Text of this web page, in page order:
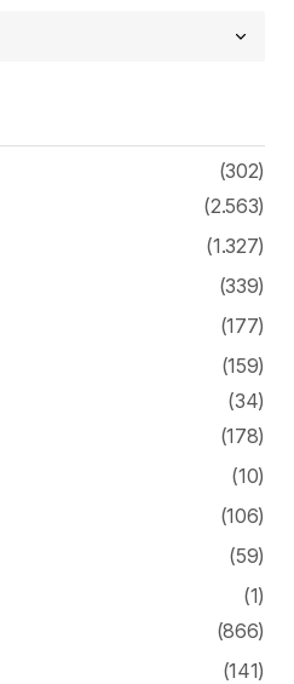
(302)
(2.563)
(1.327)
(339)
(177)
(159)
(34)
(178)
(10)
(106)
(59)
(1)
(866)
(141)